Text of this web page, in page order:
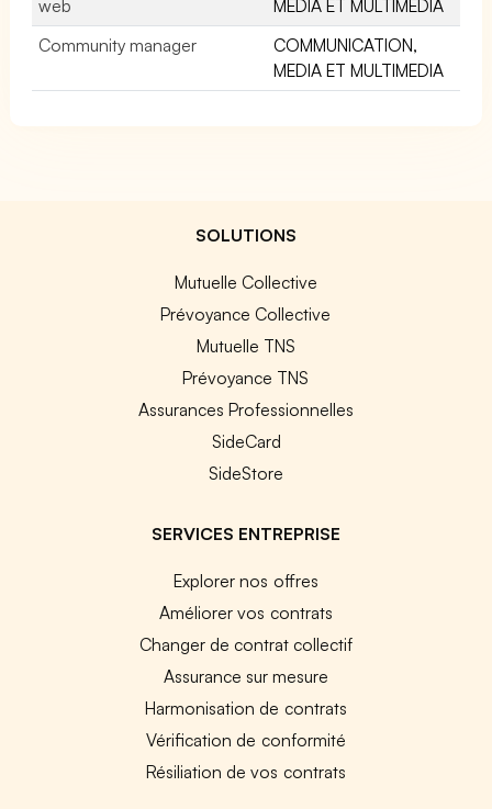
web
MEDIA ET MULTIMEDIA
Community manager
COMMUNICATION,
MEDIA ET MULTIMEDIA
SOLUTIONS
Mutuelle Collective
Prévoyance Collective
Mutuelle TNS
Prévoyance TNS
Assurances Professionnelles
SideCard
SideStore
SERVICES ENTREPRISE
Explorer nos offres
Améliorer vos contrats
Changer de contrat collectif
Assurance sur mesure
Harmonisation de contrats
Vérification de conformité
Résiliation de vos contrats